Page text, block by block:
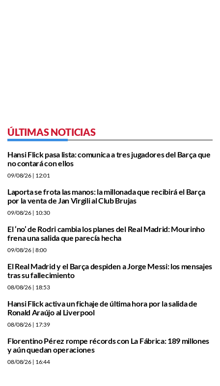
ÚLTIMAS NOTICIAS
Hansi Flick pasa lista: comunica a tres jugadores del Barça que
no contará con ellos
09/08/26 | 12:01
Laporta se frota las manos: la millonada que recibirá el Barça
por la venta de Jan Virgili al Club Brujas
09/08/26 | 10:30
El ‘no’ de Rodri cambia los planes del Real Madrid: Mourinho
frena una salida que parecía hecha
09/08/26 | 8:00
El Real Madrid y el Barça despiden a Jorge Messi: los mensajes
tras su fallecimiento
08/08/26 | 18:53
Hansi Flick activa un fichaje de última hora por la salida de
Ronald Araújo al Liverpool
08/08/26 | 17:39
Florentino Pérez rompe récords con La Fábrica: 189 millones
y aún quedan operaciones
08/08/26 | 16:44